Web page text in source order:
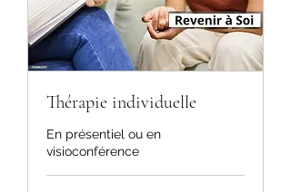
Thérapie individuelle
En présentiel ou en
visioconférence